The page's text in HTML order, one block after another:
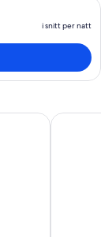
i
i snitt per natt
Rustic